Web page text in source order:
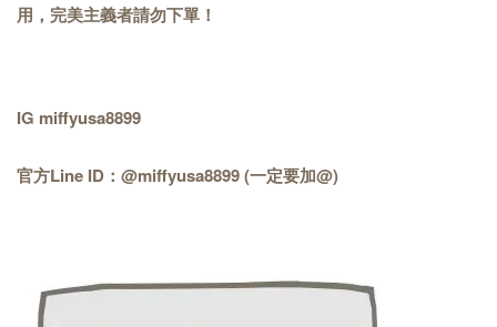
用，完美主義者請勿下單！
IG miffyusa8899
官方Line ID：@miffyusa8899 (一定要加@)